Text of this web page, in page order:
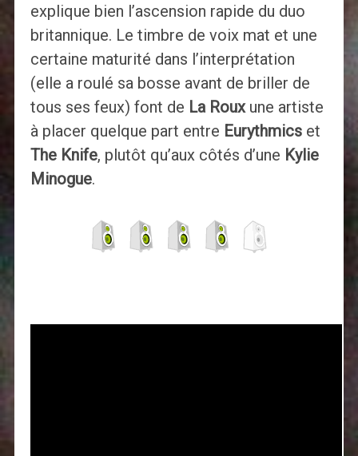
explique bien l’ascension rapide du duo
britannique. Le timbre de voix mat et une
certaine maturité dans l’interprétation
(elle a roulé sa bosse avant de briller de
tous ses feux) font de La Rouxune artiste
à placer quelque part entre Eurythmicset
The Knife, plutôt qu’aux côtés d’une Kylie
Minogue.